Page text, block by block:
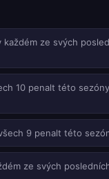
ze svých
10 penalt této sezóny
9 penalt této
ze svých